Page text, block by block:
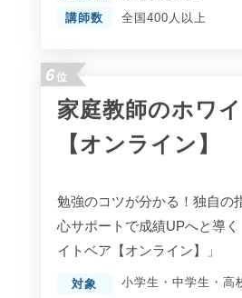
講師数
全国400人以上
6位
家庭教師のホワ
【オンライン】
勉強のコツが分かる！独自の
心サポートで成績UPへと導
イトベア【オンライン】」
対象 小学生 ・ 中学生 ・ 高